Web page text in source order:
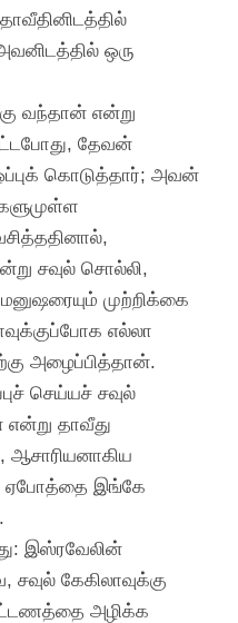
ஒரு
வந்தான் என்று
தேவன்
கொடுத்தார்; அவன்
சவுல் சொல்லி,
முற்றிக்கை
எல்லா
அழைப்பித்தான்.
செய்யச் சவுல்
தாவீது
ஏபோத்தை இங்கே
இஸ்ரவேலின்
கேகிலாவுக்கு
அழிக்க